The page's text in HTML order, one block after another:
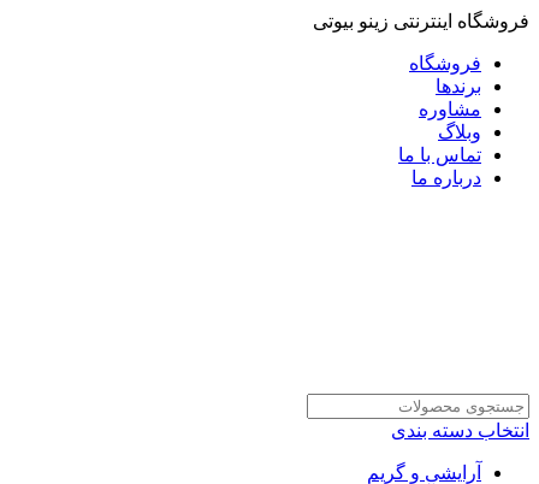
فروشگاه اینترنتی زینو بیوتی
فروشگاه
برندها
مشاوره
وبلاگ
تماس با ما
درباره ما
انتخاب دسته بندی
آرایشی و گریم